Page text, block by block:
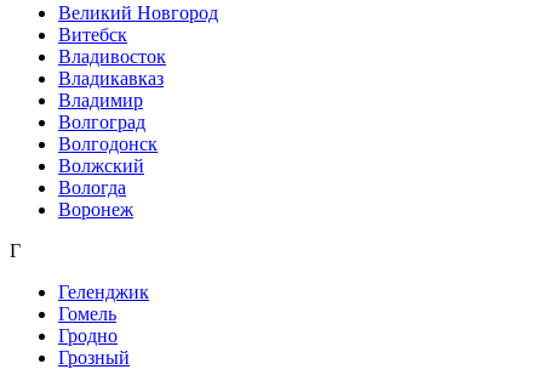
Великий Новгород
Витебск
Владивосток
Владикавказ
Владимир
Волгоград
Волгодонск
Волжский
Вологда
Воронеж
Г
Геленджик
Гомель
Гродно
Грозный